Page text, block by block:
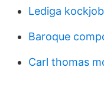
Lediga
Baroque
Carl thomas